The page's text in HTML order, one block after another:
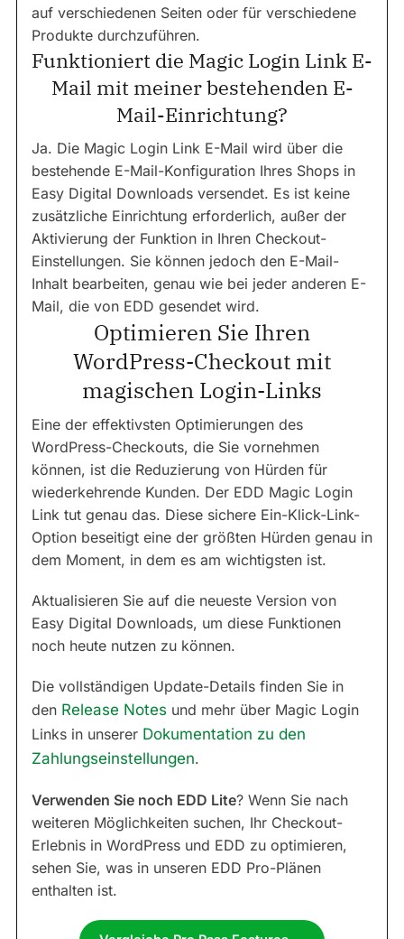
auf verschiedenen Seiten oder für verschiedene
Produkte durchzuführen.
Funktioniert die Magic Login Link E-
Mail mit meiner bestehenden E-
Mail-Einrichtung?
Ja. Die Magic Login Link E-Mail wird über die
bestehende E-Mail-Konfiguration Ihres Shops in
Easy Digital Downloads versendet. Es ist keine
zusätzliche Einrichtung erforderlich, außer der
Aktivierung der Funktion in Ihren Checkout-
Einstellungen. Sie können jedoch den E-Mail-
Inhalt bearbeiten, genau wie bei jeder anderen E-
Mail, die von EDD gesendet wird.
Optimieren Sie Ihren
WordPress-Checkout mit
magischen Login-Links
Eine der effektivsten Optimierungen des
WordPress-Checkouts, die Sie vornehmen
können, ist die Reduzierung von Hürden für
wiederkehrende Kunden. Der EDD Magic Login
Link tut genau das. Diese sichere Ein-Klick-Link-
Option beseitigt eine der größten Hürden genau in
dem Moment, in dem es am wichtigsten ist.
Aktualisieren Sie auf die neueste Version von
Easy Digital Downloads, um diese Funktionen
noch heute nutzen zu können.
Die vollständigen Update-Details finden Sie in
den Release Notes und mehr über Magic Login
Links in unserer Dokumentation zu den
Zahlungseinstellungen.
Verwenden Sie noch EDD Lite? Wenn Sie nach
weiteren Möglichkeiten suchen, Ihr Checkout-
Erlebnis in WordPress und EDD zu optimieren,
sehen Sie, was in unseren EDD Pro-Plänen
enthalten ist.